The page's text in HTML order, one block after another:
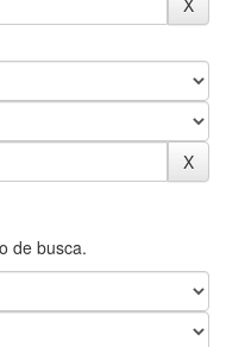
de busca.